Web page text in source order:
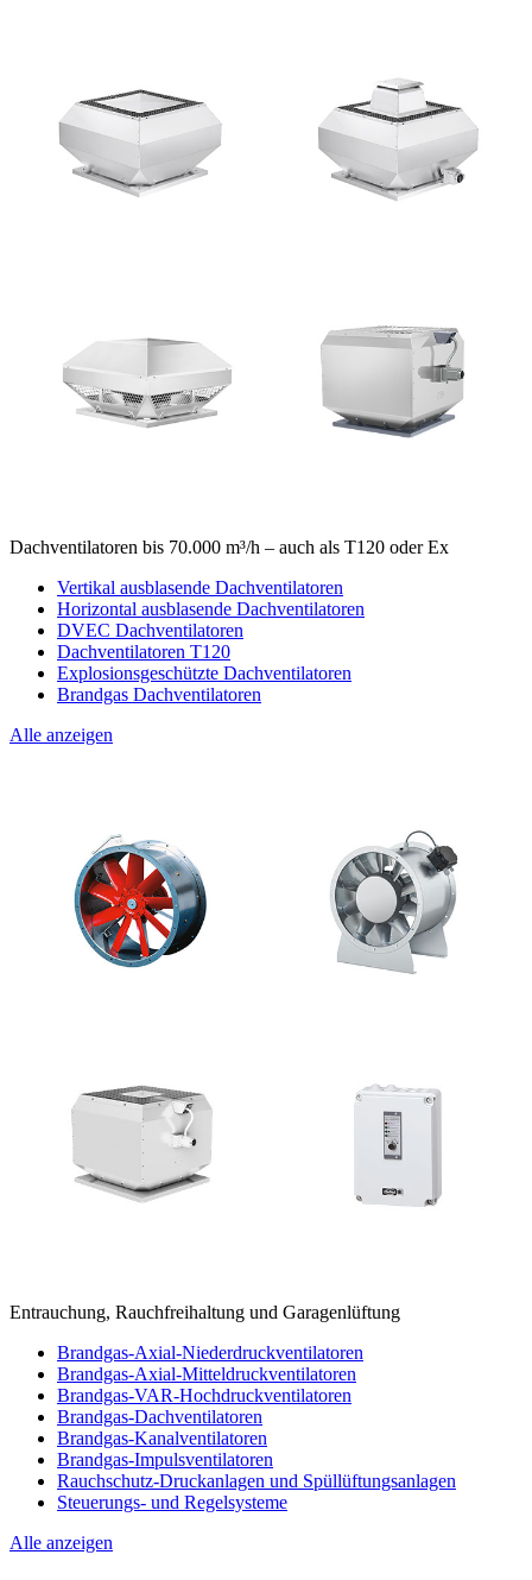
Dachventilatoren bis 70.000 m³/h – auch als T120 oder Ex
Vertikal ausblasende Dachventilatoren
Horizontal ausblasende Dachventilatoren
DVEC Dachventilatoren
Dachventilatoren T120
Explosionsgeschützte Dachventilatoren
Brandgas Dachventilatoren
Alle anzeigen
Entrauchung, Rauchfreihaltung und Garagenlüftung
Brandgas-Axial-Niederdruckventilatoren
Brandgas-Axial-Mitteldruckventilatoren
Brandgas-VAR-Hochdruckventilatoren
Brandgas-Dachventilatoren
Brandgas-Kanalventilatoren
Brandgas-Impulsventilatoren
Rauchschutz-Druckanlagen und Spüllüftungsanlagen
Steuerungs- und Regelsysteme
Alle anzeigen